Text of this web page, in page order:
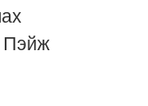
Пэйж